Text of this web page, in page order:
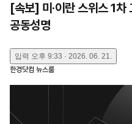
[속보] 미·이란 스위스 1
공동성명
입력 오후 9:33 · 2026. 06. 21.
한경닷컴 뉴스룸